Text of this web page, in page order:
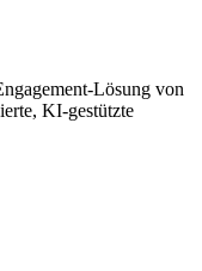
Lösung von
KI-gestützte